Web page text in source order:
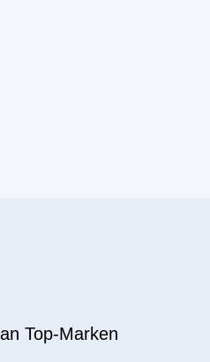
Top-Marken